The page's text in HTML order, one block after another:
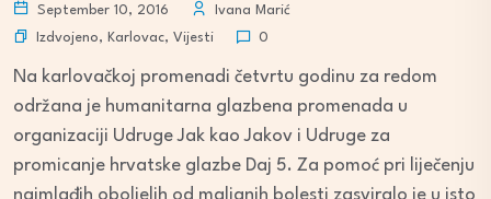
September 10, 2016
Ivana Marić
Izdvojeno, Karlovac, Vijesti 0
Na karlovačkoj promenadi četvrtu godinu za redom
održana je humanitarna glazbena promenada u
organizaciji Udruge Jak kao Jakov i Udruge za
promicanje hrvatske glazbe Daj 5. Za pomoć pri liječenju
najmlađih oboljelih od malignih bolesti zasviralo je u isto